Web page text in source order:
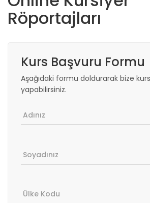
Röportajları
Kurs Başvuru Formu
Aşağıdaki formu doldurarak bize
yapabilirsiniz.
Adınız
Soyadınız
Ülke Kodu